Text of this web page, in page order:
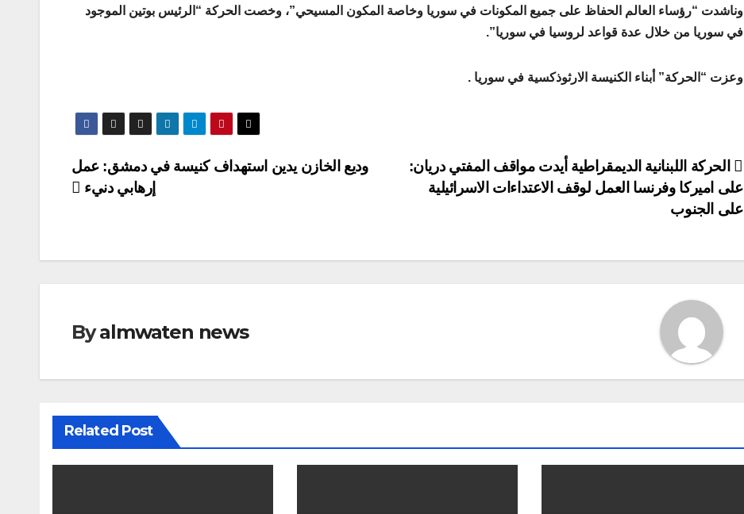
وناشدت “رؤساء العالم الحفاظ على جميع المكونات في سوريا وخاصة المكون المسيحي”، وخصت الحركة “الرئيس بوتين الموجود
في سوريا من خلال عدة قواعد لروسيا في سوريا”.
وعزت “الحركة” أبناء الكنيسة الارثوذكسية في سوريا .
Post
navigation
وديع الخازن يدين استهداف كنيسة في دمشق: عمل
إرهابي دنيء
الحركة اللبنانية الديمقراطية أيدت مواقف المفتي دريان:
على اميركا وفرنسا العمل لوقف الاعتداءات الاسرائيلية
على الجنوب
Byalmwaten news
Related Post